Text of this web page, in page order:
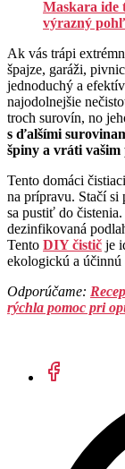
Maskara ide
výrazný
Ak vás trápi
špajze, garáži,
jednoduchý a
najodolnejšie
troch surovín, no
s ďalšími
špiny a vráti
Tento domáci
na prípravu. Stačí si
sa pustiť do
dezinfikovaná
Tento DIY čistič je
ekologickú a
Odporúčame:
rýchla pomoc pri